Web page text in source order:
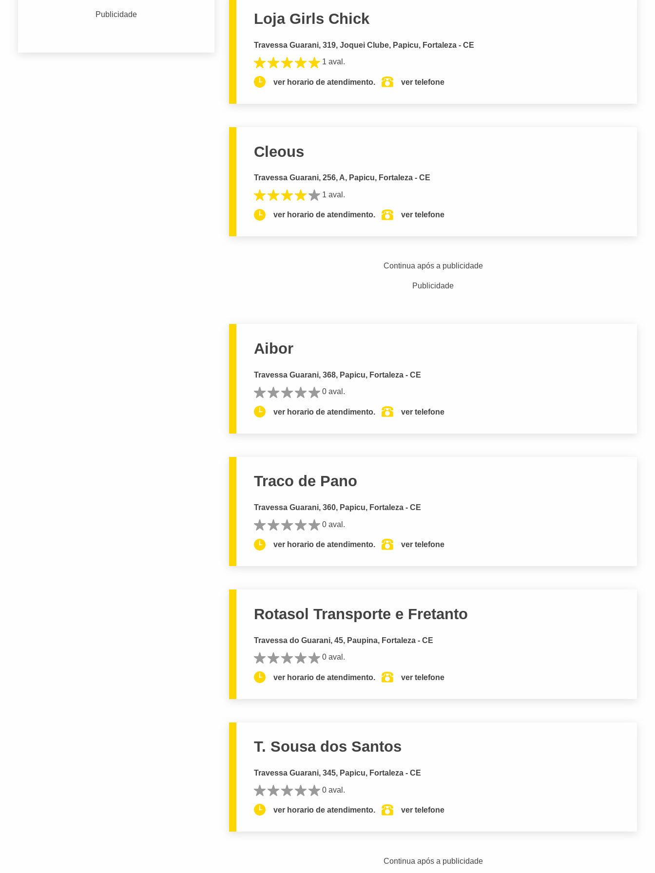
Publicidade Loja Girls Chick
Travessa Guarani, 319, Joquei Clube, Papicu, Fortaleza - CE
1 aval.
ver horario de atendimento. ver telefone
Cleous
Travessa Guarani, 256, A, Papicu, Fortaleza - CE
1 aval.
ver horario de atendimento. ver telefone
Continua após a publicidade
Publicidade
Aibor
Travessa Guarani, 368, Papicu, Fortaleza - CE
0 aval.
ver horario de atendimento. ver telefone
Traco de Pano
Travessa Guarani, 360, Papicu, Fortaleza - CE
0 aval.
ver horario de atendimento. ver telefone
Rotasol Transporte e Fretanto
Travessa do Guarani, 45, Paupina, Fortaleza - CE
0 aval.
ver horario de atendimento. ver telefone
T. Sousa dos Santos
Travessa Guarani, 345, Papicu, Fortaleza - CE
0 aval.
ver horario de atendimento. ver telefone
Continua após a publicidade